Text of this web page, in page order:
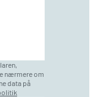
nærmere om
data på